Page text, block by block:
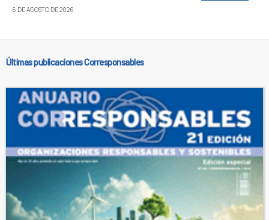
6 DE AGOSTO DE 2026
Últimas publicaciones Corresponsables